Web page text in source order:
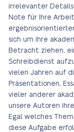
irrelevanter
Note für Ihre
sich um ihre
Betracht ziehen,
Schreibdienst
vielen Jahren auf
Präsentationen,
vieler anderer
unsere Autoren
Egal welches
diese Aufgabe